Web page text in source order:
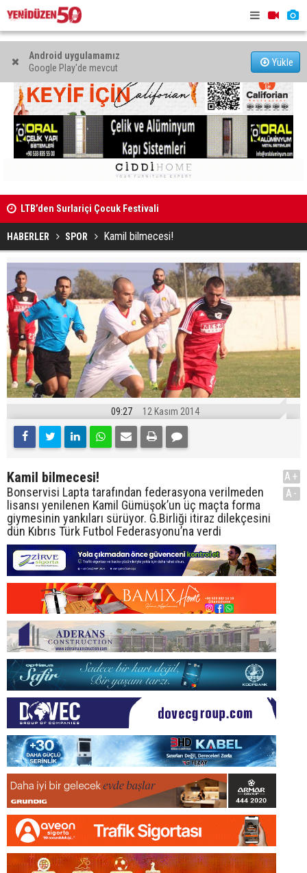
Android uygulamamız
Google Play'de mevcut
Yükle
LTB’den Surlariçi Çocuk Festivali
HABERLER SPOR Kamil bilmecesi!
09:27 12 Kasım 2014
Kamil bilmecesi!
Bonservisi Lapta tarafından federasyona verilmeden
lisansı yenilenen Kamil Gümüşok’un üç maçta forma
giymesinin yankıları sürüyor. G.Birliği itiraz dilekçesini
dün Kıbrıs Türk Futbol Federasyonu’na verdi
A+
A-